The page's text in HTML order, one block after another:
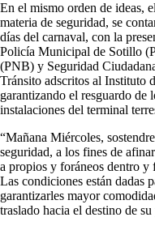
En el mismo orden de ideas,
materia de seguridad, se
días del carnaval, con la
Policía Municipal de Sotillo
(PNB) y Seguridad
Tránsito adscritos al Instituto
garantizando el resguardo de
instalaciones del terminal
“Mañana Miércoles,
seguridad, a los fines de
a propios y foráneos dentro y
Las condiciones están dadas
garantizarles mayor
traslado hacia el destino de